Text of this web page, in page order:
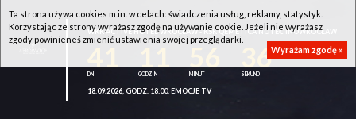
WKK ACTIVE HOTEL WROCŁAW - KSK QEMETICA NOTEĆ INOWROCŁAW
36
18.09.2026, GODZ. 18:00, EMOCJE TV
Ta strona używa cookies m.in. w celach: świadczenia usług, reklamy, statystyk.
Korzystając ze strony wyrażasz zgodę na używanie cookie. Jeżeli nie wyrażasz
zgody powinieneś zmienić ustawienia swojej przeglądarki.
Wyrażam zgodę »